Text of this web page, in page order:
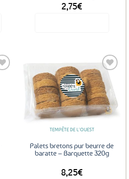
2,75€
Ajouter
aux
favoris
TEMPÊTE DE L'OUEST
Palets bretons pur beurre de
baratte – Barquette 320g
8,25€